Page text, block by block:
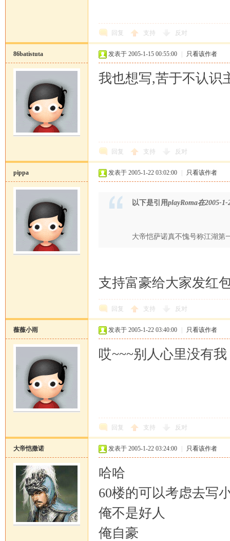
回复 支持 反对
86batistuta 发表于 2005-1-15 00:55:00 只看该作者
我也想写,苦于不认识
回复 支持 反对
pippa 发表于 2005-1-22 03:02:00 只看该作者
以下是引用playRoma在2005-
大帝恺萨诺真不愧号称江湖第
支持富豪给大家发红
回复 支持 反对
薇薇小雨 发表于 2005-1-22 03:40:00 只看该作者
哎~~~别人心里没有
回复 支持 反对
大帝恺撒诺 发表于 2005-1-22 03:24:00 只看该作者
哈哈
60楼的可以考虑去写
俺不是好人
俺自豪